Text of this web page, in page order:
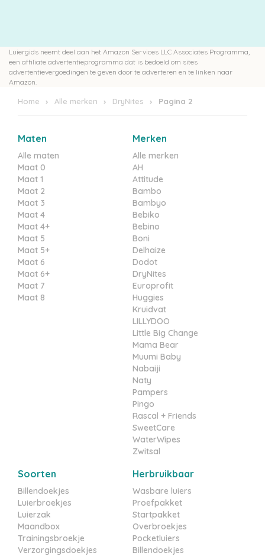
Luiergids neemt deel aan het Amazon Services LLC Associates Programma,
een affiliate advertentieprogramma dat is bedoeld om sites
advertentievergoedingen te geven door te adverteren en te linken naar
Amazon.
Home Alle merken DryNites Pagina 2
Maten
Alle maten
Maat 0
Maat 1
Maat 2
Maat 3
Maat 4
Maat 4+
Maat 5
Maat 5+
Maat 6
Maat 6+
Maat 7
Maat 8
Merken
Alle merken
AH
Attitude
Bambo
Bambyo
Bebiko
Bebino
Boni
Delhaize
Dodot
DryNites
Europrofit
Huggies
Kruidvat
LILLYDOO
Little Big Change
Mama Bear
Muumi Baby
Nabaiji
Naty
Pampers
Pingo
Rascal + Friends
SweetCare
WaterWipes
Zwitsal
Soorten
Billendoekjes
Luierbroekjes
Luierzak
Maandbox
Trainingsbroekje
Verzorgingsdoekjes
Herbruikbaar
Wasbare luiers
Proefpakket
Startpakket
Overbroekjes
Pocketluiers
Billendoekjes